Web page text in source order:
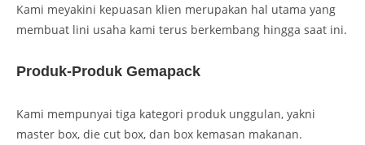
Kami meyakini kepuasan klien merupakan hal utama yang
membuat lini usaha kami terus berkembang hingga saat ini.
Produk-Produk Gemapack
Kami mempunyai tiga kategori produk unggulan, yakni
master box, die cut box, dan box kemasan makanan.